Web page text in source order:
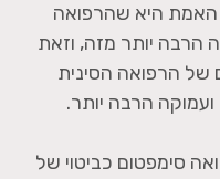
האמת היא שהרפואה
הרבה יותר מזה, וזאת
של הרפואה הסינית
הרבה יותר.
סימפטום כביטוי של